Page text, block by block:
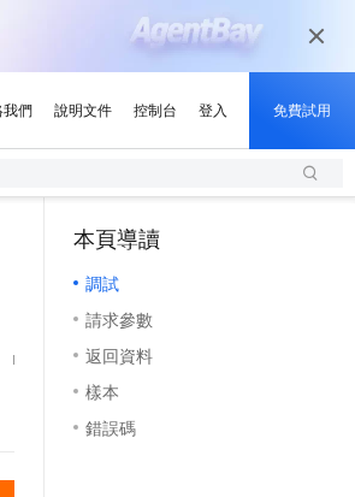
本頁導讀
調試
請求參數
返回資料
樣本
錯誤碼